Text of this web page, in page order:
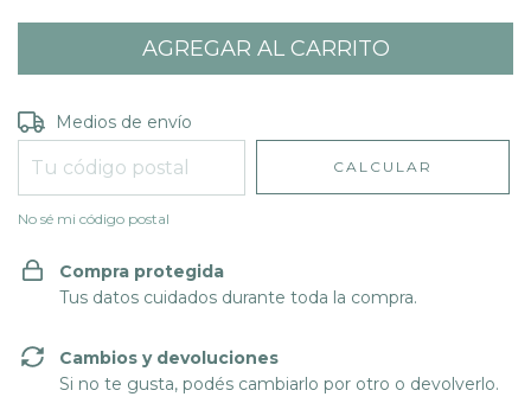
Entregas para el CP:
Medios de envío
CALCULAR
No sé mi código postal
Compra protegida
Tus datos cuidados durante toda la compra.
Cambios y devoluciones
Si no te gusta, podés cambiarlo por otro o devolverlo.